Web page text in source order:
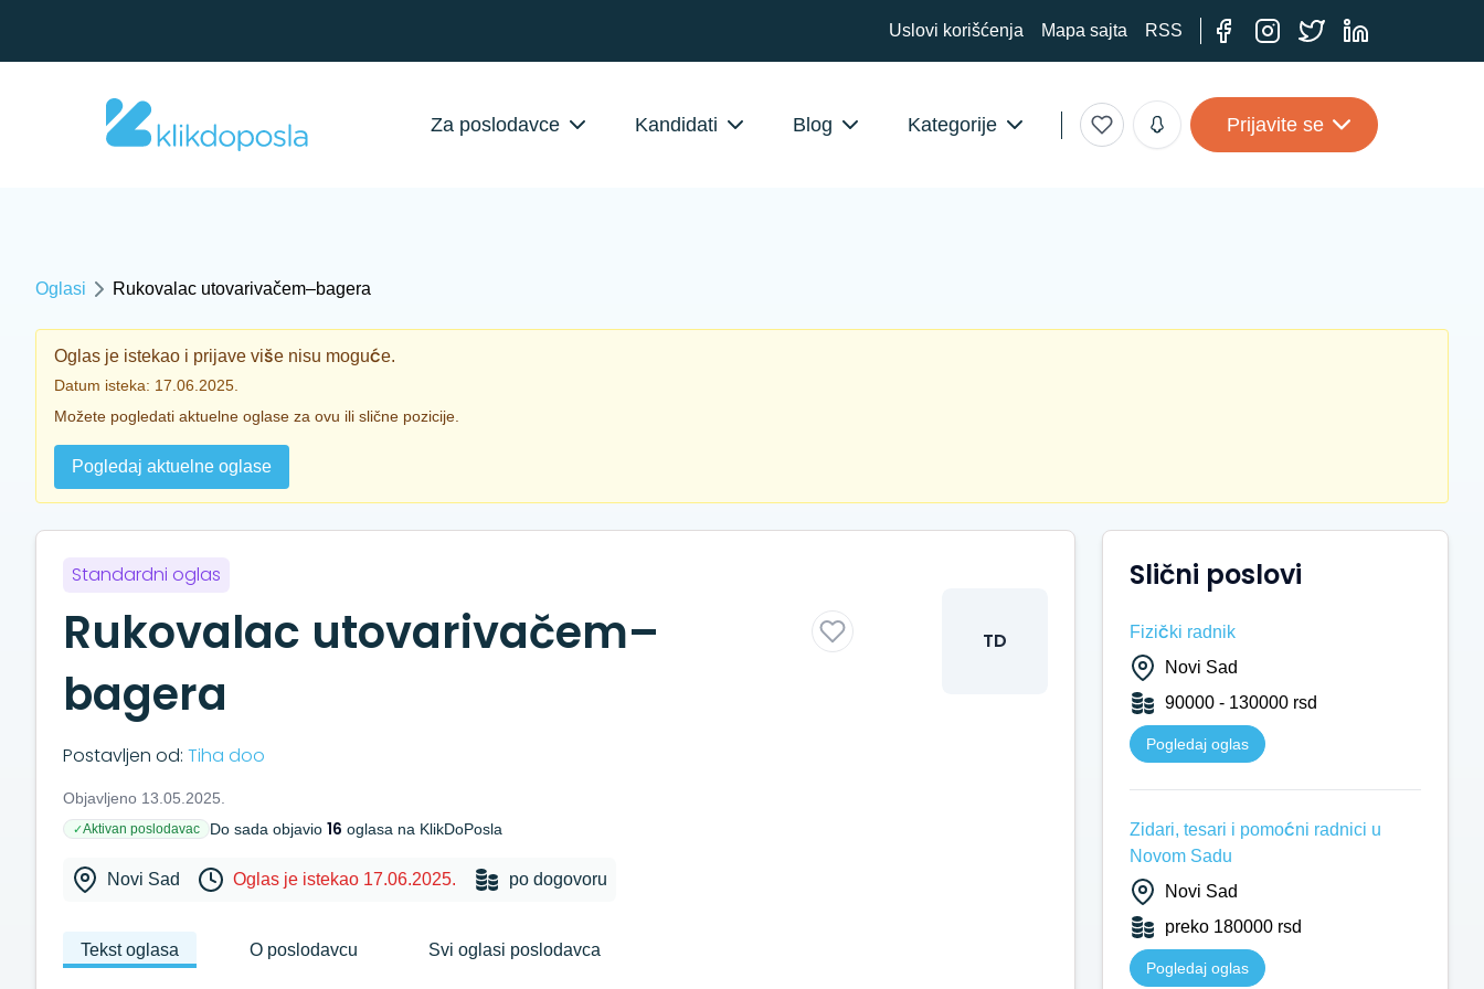
Uslovi korišćenja Mapa sajta RSS
Za poslodavce Kandidati Blog Kategorije Prijavite se
Oglasi Rukovalac utovarivačem–bagera
Oglas je istekao i prijave više nisu moguće.
Datum isteka: 17.06.2025.
Možete pogledati aktuelne oglase za ovu ili slične pozicije.
Pogledaj aktuelne oglase
Standardni oglas
Rukovalac utovarivačem–
bagera
TD
Postavljen od: Tiha doo
Objavljeno 13.05.2025.
✓Aktivan poslodavac Do sada objavio 16 oglasa na KlikDoPosla
Novi Sad Oglas je istekao 17.06.2025. po dogovoru
Tekst oglasa O poslodavcu Svi oglasi poslodavca
Slični poslovi
Fizički radnik
Novi Sad
90000 - 130000 rsd
Pogledaj oglas
Zidari, tesari i pomoćni radnici u
Novom Sadu
Novi Sad
preko 180000 rsd
Pogledaj oglas